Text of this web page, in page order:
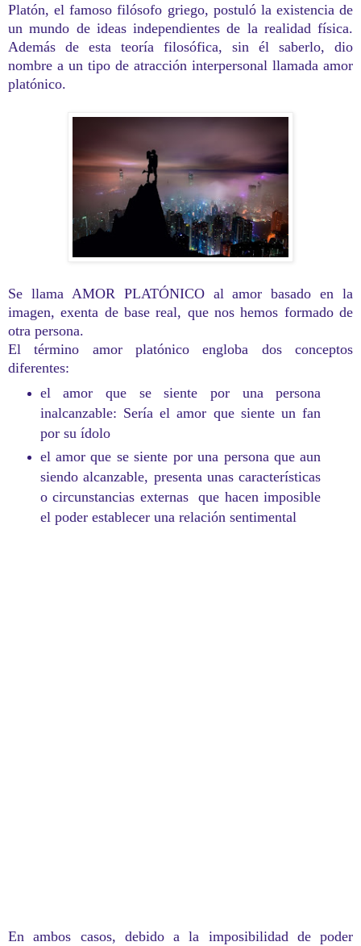
Platón, el famoso filósofo griego, postuló la existencia de
un mundo de ideas independientes de la realidad física.
Además de esta teoría filosófica, sin él saberlo, dio
nombre a un tipo de atracción interpersonal llamada amor
platónico.
Se llama AMOR PLATÓNICO al amor basado en la
imagen, exenta de base real, que nos hemos formado de
otra persona.
El término amor platónico engloba dos conceptos
diferentes:
el amor que se siente por una persona
inalcanzable: Sería el amor que siente un fan
por su ídolo
el amor que se siente por una persona que aun
siendo alcanzable, presenta unas características
o circunstancias externas que hacen imposible
el poder establecer una relación sentimental
En ambos casos, debido a la imposibilidad de poder